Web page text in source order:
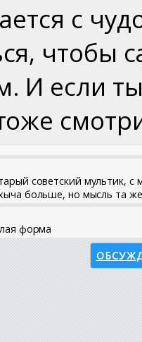
с
чтобы
И если
советский мультик,
больше, но мысль та
форма